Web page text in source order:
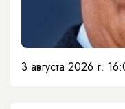
3 августа 2026 г.